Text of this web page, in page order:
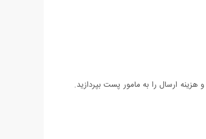
ارسال را به مامور پست بپردازید.